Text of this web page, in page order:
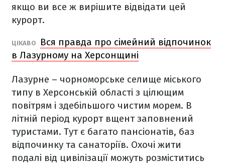
якщо ви все ж вирішите відвідати цей
курорт.
ЦІКАВО
Вся правда про сімейний відпочинок
в Лазурному на Херсонщині
Лазурне – чорноморське селище міського
типу в Херсонській області з цілющим
повітрям і здебільшого чистим морем. В
літній період курорт вщент заповнений
туристами. Тут є багато пансіонатів, баз
відпочинку та санаторіїв. Охочі жити
подалі від цивілізації можуть розміститись